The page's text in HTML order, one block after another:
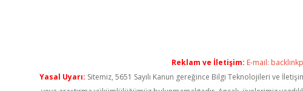
Reklam ve İletişim: E-mail:
Yasal Uyarı: Sitemiz, 5651 Sayılı Kanun gereğince Bilgi Teknolojileri ve